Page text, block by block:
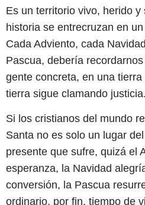
Es un territorio vivo, herido
historia se entrecruzan en
Cada Adviento, cada
Pascua, debería
gente concreta, en una
tierra sigue clamando justicia.
Si los cristianos del mundo
Santa no es solo un lugar
presente que sufre, quizá el
esperanza, la Navidad
conversión, la Pascua
ordinario, por fin, tiempo de